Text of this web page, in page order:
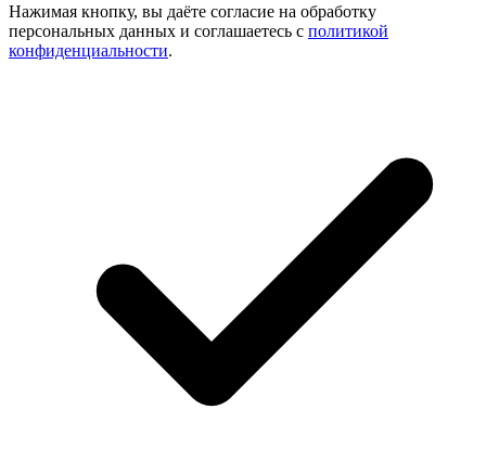
Нажимая кнопку, вы даёте согласие на обработку
персональных данных и соглашаетесь с политикой
конфиденциальности.